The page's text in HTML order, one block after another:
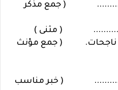
( جمع مذكر
( جمع مؤنث
( خبر مناسب